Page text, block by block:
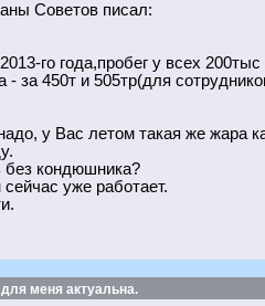
Советов писал:
го года,пробег у всех
- за 450т и 505тр(для
у Вас летом такая же жара
без кондюшника?
уже работает.
меня актуальна.